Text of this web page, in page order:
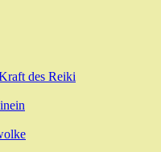
des Reiki